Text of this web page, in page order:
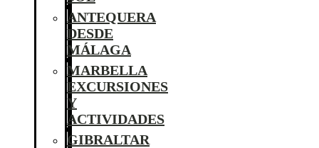
ANTEQUERA
DESDE
MÁLAGA
MARBELLA
EXCURSIONES
Y
ACTIVIDADES
GIBRALTAR